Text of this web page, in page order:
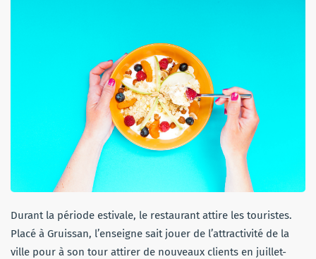
Durant la période estivale, le restaurant attire les touristes.
Placé à Gruissan, l’enseigne sait jouer de l’attractivité de la
ville pour à son tour attirer de nouveaux clients en juillet-